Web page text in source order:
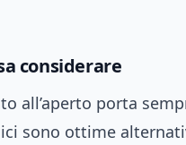
considerare
all’aperto porta
sono ottime